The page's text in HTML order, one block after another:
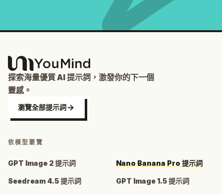
探索海量優質 AI 提示詞，激發你的下一個
靈感。
瀏覽全部提示詞
依模型瀏覽
GPT Image 2 提示詞 Nano Banana Pro 提示詞
Seedream 4.5 提示詞 GPT Image 1.5 提示詞